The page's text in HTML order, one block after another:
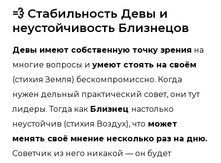
💨 Стабильность Девы и
неустойчивость Близнецов
Девы имеют собственную точку зрения на
многие вопросы и умеют стоять на своём
(стихия Земля) бескомпромиссно. Когда
нужен дельный практический совет, они тут
лидеры. Тогда как Близнец настолько
неустойчив (стихия Воздух), что может
менять своё мнение несколько раз на дню.
Советчик из него никакой — он будет